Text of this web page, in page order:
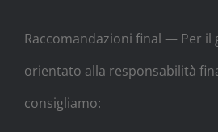
Raccomandazioni final — Per il
orientato alla responsabilità
consigliamo: